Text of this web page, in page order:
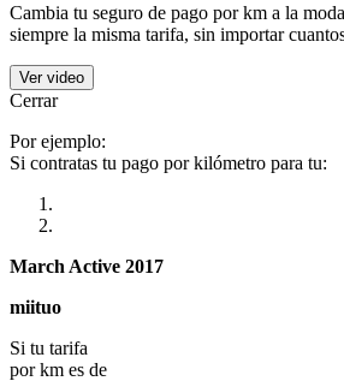
Cambia tu seguro de pago por km a la
siempre la misma tarifa, sin importar
Ver video
Cerrar
Por ejemplo:
Si contratas tu pago por kilómetro para tu:
March Active 2017
miituo
Si tu tarifa
por km es de